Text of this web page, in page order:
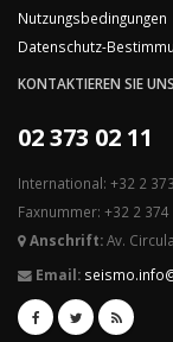
Nutzungsbedingungen
Datenschutz-
KONTAKTIEREN SIE UNS
02 373 02 11
International: +32 2
Faxnummer: +32 2 374
Anschrift:Av.
Email: